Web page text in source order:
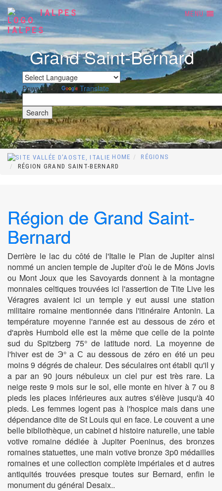
IALPES MENU
Grand Saint-Bernard
Powered by Translate
HOME
RÉGIONS
RÉGION GRAND SAINT-BERNARD
Région de Grand Saint-
Bernard
Derrière le lac du côté de l'Italie le Plan de Jupiter ainsi
nommé un ancien temple de Jupiter d'où le de Möns Jovis
ou Mont Joux que les Savoyards donnent à la montagne
monnaies celtiques trouvées ici l'assertion de Tite Live les
Véragres avaient ici un temple y eut aussi une station
militaire romaine mentionnée dans l'itinéraire Antonin. La
température moyenne l'année est au dessous de zéro et
d'après Humbold elle est la même que celle de la pointe
sud du Spitzberg 75° de latitude nord. La moyenne de
l'hiver est de Э° а С au dessous de zéro en été un peu
moins 9 dégrés de chaleur. Des séculaires ont établi qu'il y
a par an 90 jours nébuleux un ciel pur est très rare. La
neige reste 9 mois sur le sol, elle monte en hiver à 7 ou 8
pieds les places inférieures aux autres s'élève jusqu'à 40
pieds. Les femmes logent pas à l'hospice mais dans une
dépendance dite de St Louis qui en face. Le couvent a une
belle bibliothèque, un cabinet d histoire naturelle, une table
votive romaine dédiée à Jupiter Poeninus, des bronzes
romaines statuettes, une main votive bronze 3p0 médailles
romaines et une collection complète impériales et d autres
antiquités trouvées presque toutes sur Bernard, enfin le
monument du général Desaix..